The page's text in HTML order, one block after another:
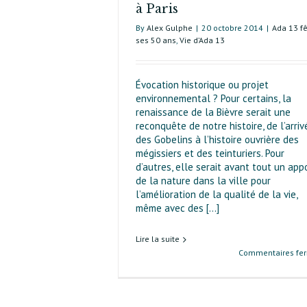
à Paris
By Alex Gulphe | 20 octobre 2014 | Ada 13
ses 50 ans, Vie d’Ada 13
Évocation historique ou projet
environnemental ? Pour certains, la
renaissance de la Bièvre serait une
reconquête de notre histoire, de
des Gobelins à l’histoire ouvrière des
mégissiers et des teinturiers. Pour
d’autres, elle serait avant tout un
de la nature dans la ville pour
l’amélioration de la qualité de la vie,
même avec des [...]
Lire la suite
Commentaires